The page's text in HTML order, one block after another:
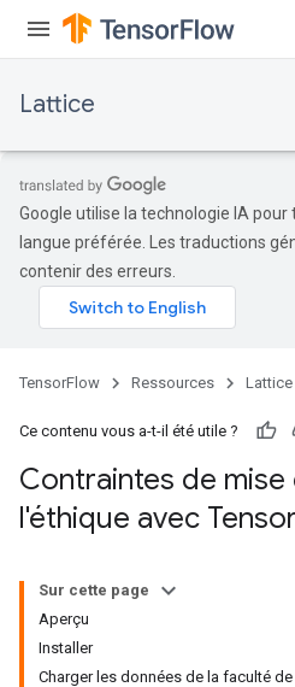
Lattice
Google utilise la technologie IA
langue préférée. Les traductions
contenir des erreurs.
TensorFlow Ressources Lattice
Ce contenu vous a-t-il été utile ?
Contraintes de
l'éthique avec
Sur cette page
Aperçu
Installer
Charger les données de la faculté